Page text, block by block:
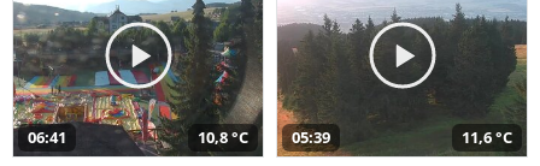
06:41 10,8 °C 05:39 11,6 °C